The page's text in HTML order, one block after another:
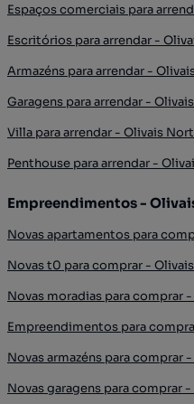
Espaços comerciais para
Escritórios para arrendar -
Armazéns para arrendar -
Garagens para arrendar -
Villa para arrendar - Olivais
Penthouse para arrendar -
Empreendimentos -
Novas apartamentos para
Novas t0 para comprar -
Novas moradias para comprar
Empreendimentos para
Novas armazéns para comprar
Novas garagens para comprar